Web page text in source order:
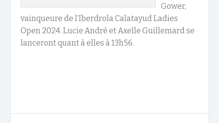
Gower,
vainqueure de l’Iberdrola Calatayud Ladies
Open 2024. Lucie André et Axelle Guillemard se
lanceront quant à elles à 13h56.